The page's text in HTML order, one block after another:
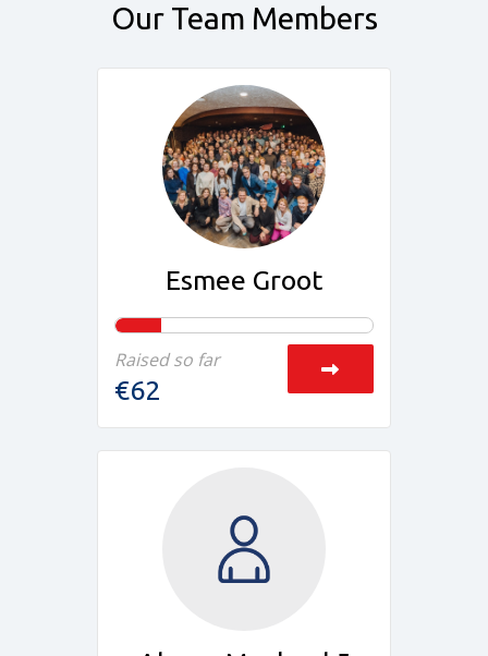
Our Team Members
Esmee Groot
Raised so far
€62